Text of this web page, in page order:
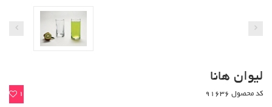
لیوان هانا
1 کد محصول 91636